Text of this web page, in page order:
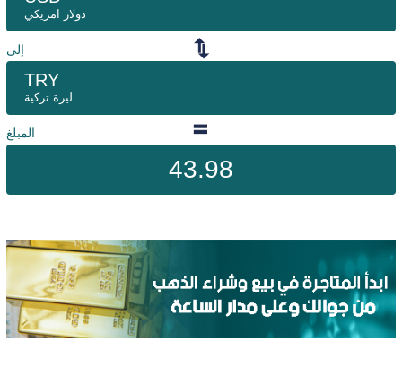
دولار امريكي
إلى
TRY
ليرة تركية
المبلغ
43.98